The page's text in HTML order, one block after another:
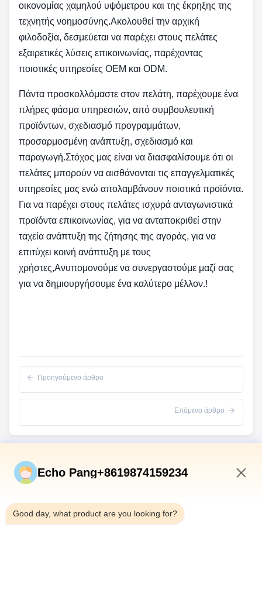
οικονομίας χαμηλού υψόμετρου και της έκρηξης της
τεχνητής νοημοσύνης.Ακολουθεί την αρχική
φιλοδοξία, δεσμεύεται να παρέχει στους πελάτες
εξαιρετικές λύσεις επικοινωνίας, παρέχοντας
ποιοτικές υπηρεσίες OEM και ODM.
Πάντα προσκολλόμαστε στον πελάτη, παρέχουμε ένα
πλήρες φάσμα υπηρεσιών, από συμβουλευτική
προϊόντων, σχεδιασμό προγραμμάτων,
προσαρμοσμένη ανάπτυξη, σχεδιασμό και
παραγωγή.Στόχος μας είναι να διασφαλίσουμε ότι οι
πελάτες μπορούν να αισθάνονται τις επαγγελματικές
υπηρεσίες μας ενώ απολαμβάνουν ποιοτικά προϊόντα.
Για να παρέχει στους πελάτες ισχυρά ανταγωνιστικά
προϊόντα επικοινωνίας, για να ανταποκριθεί στην
ταχεία ανάπτυξη της ζήτησης της αγοράς, για να
επιτύχει κοινή ανάπτυξη με τους
χρήστες,Ανυπομονούμε να συνεργαστούμε μαζί σας
για να δημιουργήσουμε ένα καλύτερο μέλλον.!
Προηγούμενο άρθρο
Επόμενο άρθρο
Γρήγορες Συνδέσεις
Προϊόντα
Σχετικά Με Εμάς
Echo Pang+8619874159234
Good day, what product are you looking for?